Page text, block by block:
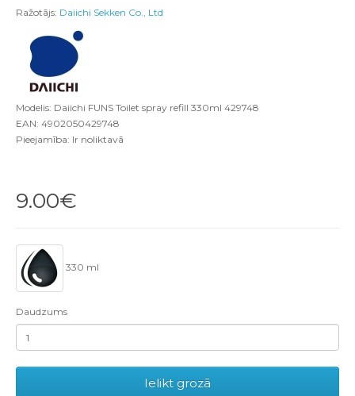
Ražotājs: Daiichi Sekken Co., Ltd
Modelis: Daiichi FUNS Toilet spray refill 330ml 429748
EAN: 4902050429748
Pieejamība: Ir noliktavā
9.00€
330 ml
Daudzums
Ielikt grozā